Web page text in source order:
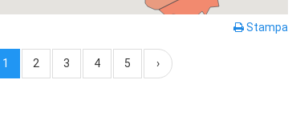
Stampa
1 2 3 4 5 ›